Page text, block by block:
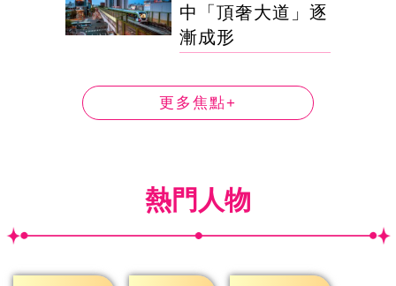
中「頂奢大道」逐
漸成形
更多焦點+
熱門人物